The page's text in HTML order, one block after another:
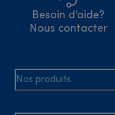
Besoin d’aide?
Nous contacter
Nos produits